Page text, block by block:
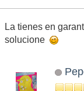
La tienes en
solucione